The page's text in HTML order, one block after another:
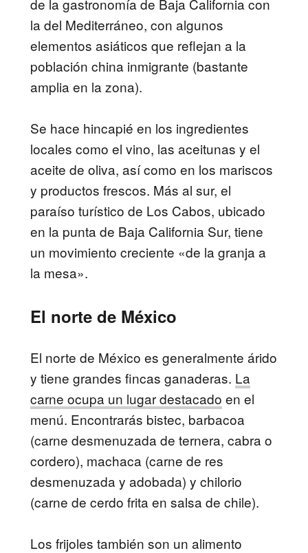
de la gastronomía de Baja California con
la del Mediterráneo, con algunos
elementos asiáticos que reflejan a la
población china inmigrante (bastante
amplia en la zona).
Se hace hincapié en los ingredientes
locales como el vino, las aceitunas y el
aceite de oliva, así como en los mariscos
y productos frescos. Más al sur, el
paraíso turístico de Los Cabos, ubicado
en la punta de Baja California Sur, tiene
un movimiento creciente «de la granja a
la mesa».
El norte de México
El norte de México es generalmente árido
y tiene grandes fincas ganaderas. La
carne ocupa un lugar destacado en el
menú. Encontrarás bistec, barbacoa
(carne desmenuzada de ternera, cabra o
cordero), machaca (carne de res
desmenuzada y adobada) y chilorio
(carne de cerdo frita en salsa de chile).
Los frijoles también son un alimento